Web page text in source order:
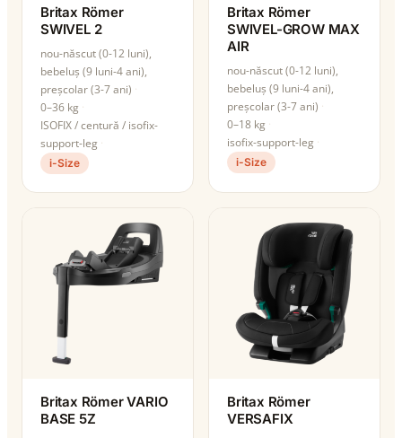
Britax Römer
SWIVEL 2
nou-născut (0-12 luni),
bebeluș (9 luni-4 ani),
preșcolar (3-7 ani)
0–36 kg
ISOFIX / centură / isofix-
support-leg
i-Size
Britax Römer
SWIVEL-GROW MAX
AIR
nou-născut (0-12 luni),
bebeluș (9 luni-4 ani),
preșcolar (3-7 ani)
0–18 kg
isofix-support-leg
i-Size
Britax Römer VARIO
BASE 5Z
Britax Römer
VERSAFIX